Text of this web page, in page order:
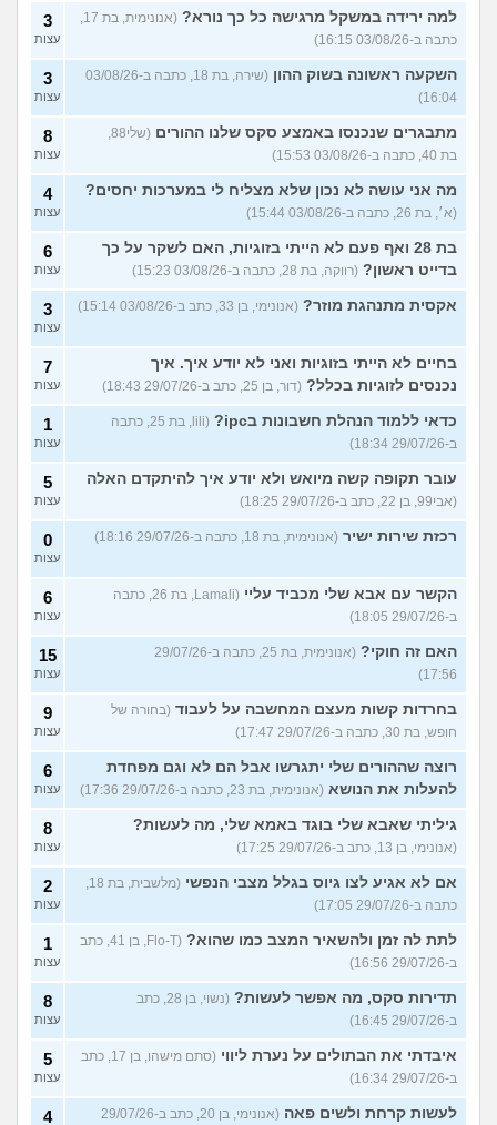
למה ירידה במשקל מרגישה כל כך נורא?
(אנונימית, בת 17,
כתבה ב-03/08/26 16:15)
3
עצות
השקעה ראשונה בשוק ההון
(שירה, בת 18, כתבה ב-03/08/26
16:04)
3
עצות
מתבגרים שנכנסו באמצע סקס שלנו ההורים
(שלי88,
בת 40, כתבה ב-03/08/26 15:53)
8
עצות
מה אני עושה לא נכון שלא מצליח לי במערכות יחסים?
(א׳, בת 26, כתבה ב-03/08/26 15:44)
4
עצות
בת 28 ואף פעם לא הייתי בזוגיות, האם לשקר על כך
בדייט ראשון? (רווקה, בת 28, כתבה ב-03/08/26 15:23)
6
עצות
אקסית מתנהגת מוזר? (אנונימי, בן 33, כתב ב-03/08/26 15:14) 3
עצות
בחיים לא הייתי בזוגיות ואני לא יודע איך. איך
נכנסים לזוגיות בכלל? (דור, בן 25, כתב ב-29/07/26 18:43)
7
עצות
כדאי ללמוד הנהלת חשבונות בipc?
(lili, בת 25, כתבה
ב-29/07/26 18:34)
1
עצות
עובר תקופה קשה מיואש ולא יודע איך להיתקדם האלה
(אבי99, בן 22, כתב ב-29/07/26 18:25)
5
עצות
רכזת שירות ישיר (אנונימית, בת 18, כתבה ב-29/07/26 18:16) 0
עצות
הקשר עם אבא שלי מכביד עליי
(Lamali, בת 26, כתבה
ב-29/07/26 18:05)
6
עצות
האם זה חוקי?
(אנונימית, בת 25, כתבה ב-29/07/26
17:56)
15
עצות
בחרדות קשות מעצם המחשבה על לעבוד (בחורה של
חופש, בת 30, כתבה ב-29/07/26 17:47)
9
עצות
רוצה שההורים שלי יתגרשו אבל הם לא וגם מפחדת
להעלות את הנושא (אנונימית, בת 23, כתבה ב-29/07/26 17:36)
6
עצות
גיליתי שאבא שלי בוגד באמא שלי, מה לעשות?
(אנונימי, בן 13, כתב ב-29/07/26 17:25)
8
עצות
אם לא אגיע לצו גיוס בגלל מצבי הנפשי
(מלשבית, בת 18,
כתבה ב-29/07/26 17:05)
2
עצות
לתת לה זמן ולהשאיר המצב כמו שהוא?
(Flo-T, בן 41, כתב
ב-29/07/26 16:56)
1
עצות
תדירות סקס, מה אפשר לעשות?
(נשוי, בן 28, כתב
ב-29/07/26 16:45)
8
עצות
איבדתי את הבתולים על נערת ליווי
(סתם מישהו, בן 17, כתב
ב-29/07/26 16:34)
5
עצות
לעשות קרחת ולשים פאה (אנונימי, בן 20, כתב ב-29/07/26 4